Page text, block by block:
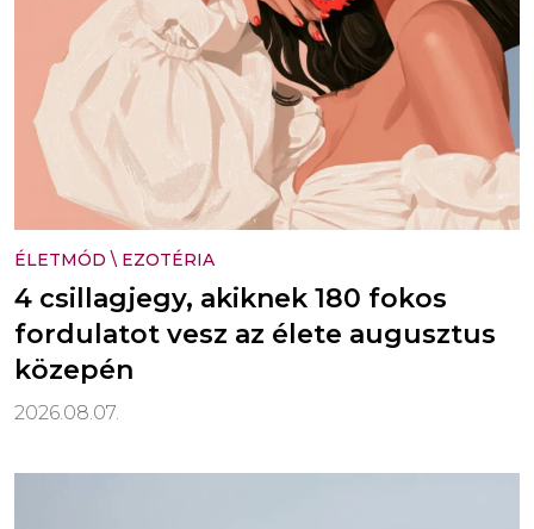
ÉLETMÓD \ EZOTÉRIA
4 csillagjegy, akiknek 180 fokos
fordulatot vesz az élete augusztus
közepén
2026.08.07.